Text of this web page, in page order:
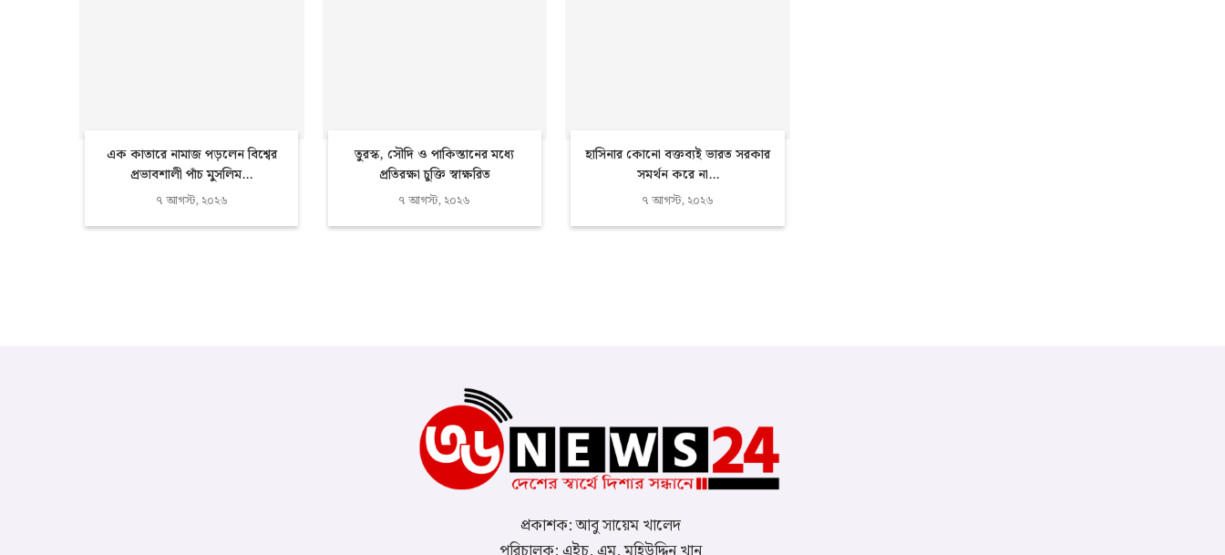
এক কাতারে নামাজ পড়লেন বিশ্বের
প্রভাবশালী পাঁচ মুসলিম...
৭ আগস্ট, ২০২৬
তুরস্ক, সৌদি ও পাকিস্তানের মধ্যে
প্রতিরক্ষা চুক্তি স্বাক্ষরিত
৭ আগস্ট, ২০২৬
হাসিনার কোনো বক্তব্যই ভারত সরকার
সমর্থন করে না...
৭ আগস্ট, ২০২৬
প্রকাশক: আবু সায়েম খালেদ